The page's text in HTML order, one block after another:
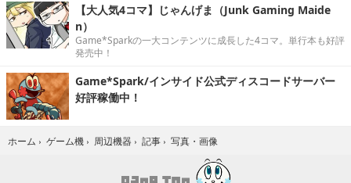
【大人気4コマ】じゃんげま（Junk Gaming Maide
n）
Game*Sparkの一大コンテンツに成長した4コマ。単行本も好評
発売中！
Game*Spark/インサイド公式ディスコードサーバー
好評稼働中！
ホーム › ゲーム機 › 周辺機器 › 記事 › 写真・画像